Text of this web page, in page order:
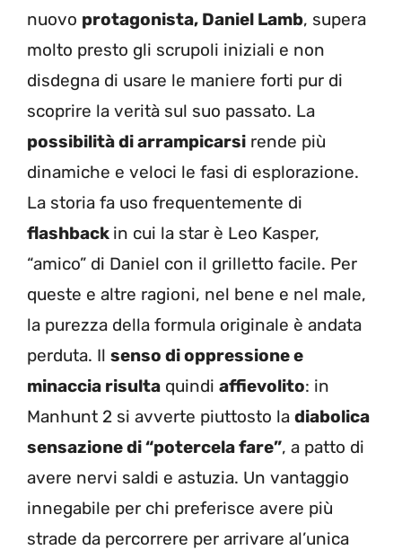
nuovo protagonista, Daniel Lamb, supera
molto presto gli scrupoli iniziali e non
disdegna di usare le maniere forti pur di
scoprire la verità sul suo passato. La
possibilità di arrampicarsi rende più
dinamiche e veloci le fasi di esplorazione.
La storia fa uso frequentemente di
flashback in cui la star è Leo Kasper,
“amico” di Daniel con il grilletto facile. Per
queste e altre ragioni, nel bene e nel male,
la purezza della formula originale è andata
perduta. Il senso di oppressione e
minaccia risulta quindi affievolito: in
Manhunt 2 si avverte piuttosto la diabolica
sensazione di “potercela fare”, a patto di
avere nervi saldi e astuzia. Un vantaggio
innegabile per chi preferisce avere più
strade da percorrere per arrivare al’unica